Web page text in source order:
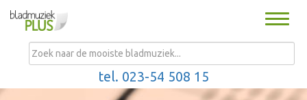
Toggle
tel. 023-54 508 15
MENU